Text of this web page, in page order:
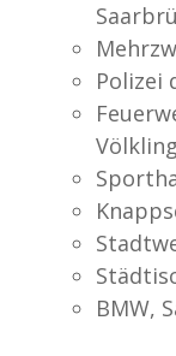
Polizei
BMW,